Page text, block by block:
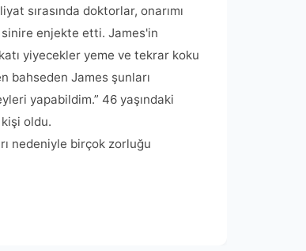
sırasında doktorlar, onarımı
enjekte etti. James'in
yiyecekler yeme ve tekrar koku
bahseden James şunları
yapabildim.” 46 yaşındaki
oldu.
nedeniyle birçok zorluğu